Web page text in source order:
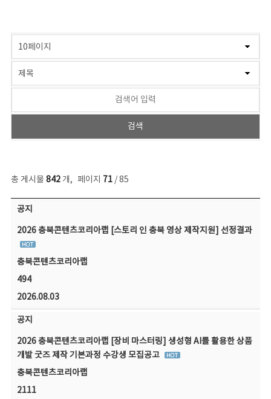
총 게시물 842개, 페이지 71/ 85
공지사항 목록 - 번호, 제목, 작성자, 파일, 조회수, 작성일 정보 제공
공지
2026 충북콘텐츠코리아랩 [스토리 인 충북 영상 제작지원] 선정결과
충북콘텐츠코리아랩
494
2026.08.03
공지
2026 충북콘텐츠코리아랩 [장비 마스터링] 생성형 AI를 활용한 상품
개발 굿즈 제작 기본과정 수강생 모집공고
충북콘텐츠코리아랩
2111